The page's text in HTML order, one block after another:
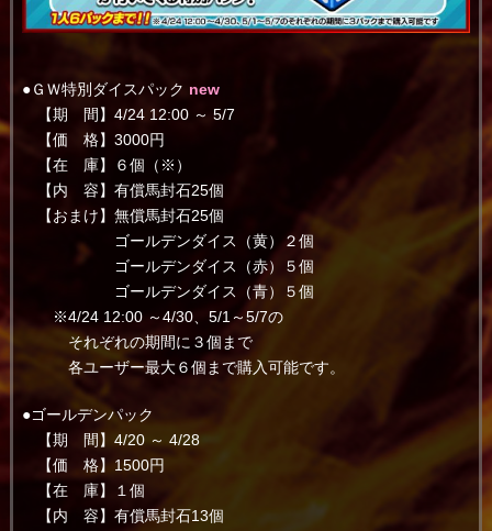
●ＧＷ特別ダイスパック new
【期 間】4/24 12:00 ～ 5/7
【価 格】3000円
【在 庫】６個（※）
【内 容】有償馬封石25個
【おまけ】無償馬封石25個
ゴールデンダイス（黄）２個
ゴールデンダイス（赤）５個
ゴールデンダイス（青）５個
※4/24 12:00 ～4/30、5/1～5/7の
それぞれの期間に３個まで
各ユーザー最大６個まで購入可能です。
●ゴールデンパック
【期 間】4/20 ～ 4/28
【価 格】1500円
【在 庫】１個
【内 容】有償馬封石13個